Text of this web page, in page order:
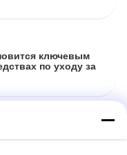
ключевым
по уходу за
обороты в